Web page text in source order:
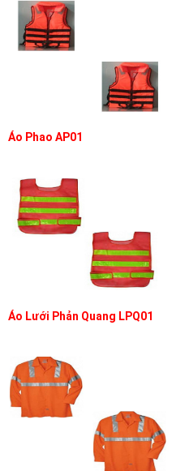
Áo Phao AP01
Áo Lưới Phản Quang LPQ01